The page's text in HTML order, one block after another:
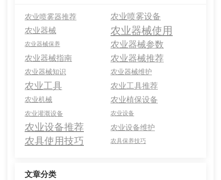
农业喷雾器推荐 农业喷雾设备
农业器械 农业器械使用
农业器械保养 农业器械参数
农业器械指南 农业器械推荐
农业器械知识 农业器械维护
农业工具 农业工具推荐
农业机械 农业植保设备
农业灌溉设备 农业设备
农业设备推荐 农业设备维护
农具使用技巧 农具保养技巧
文章分类